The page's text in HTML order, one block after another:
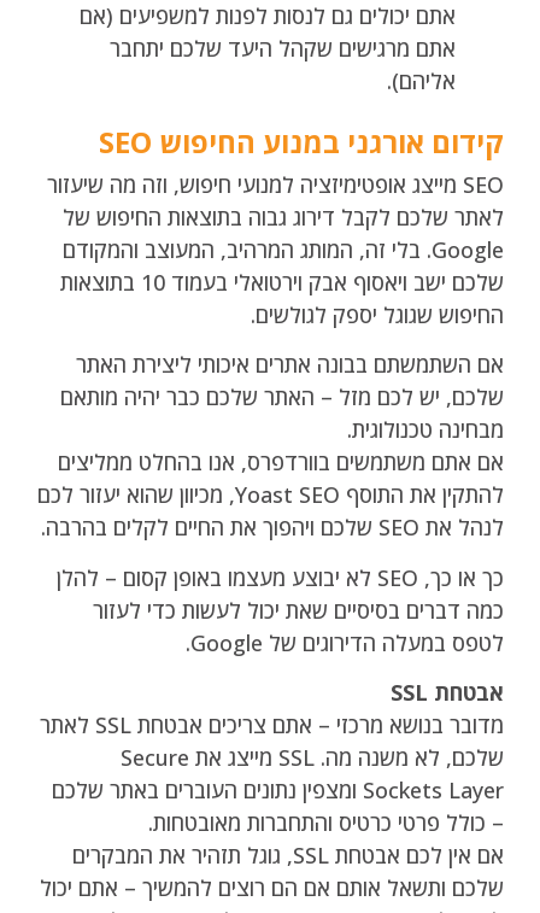
אתם יכולים גם לנסות לפנות למשפיעים (אם
אתם מרגישים שקהל היעד שלכם יתחבר
אליהם).
קידום אורגני במנוע החיפוש SEO
SEO מייצג אופטימיזציה למנועי חיפוש, וזה מה שיעזור
לאתר שלכם לקבל דירוג גבוה בתוצאות החיפוש של
Google. בלי זה, המותג המרהיב, המעוצב והמקודם
שלכם ישב ויאסוף אבק וירטואלי בעמוד 10 בתוצאות
החיפוש שגוגל יספק לגולשים.
אם השתמשתם בבונה אתרים איכותי ליצירת האתר
שלכם, יש לכם מזל – האתר שלכם כבר יהיה מותאם
מבחינה טכנולוגית.
אם אתם משתמשים בוורדפרס, אנו בהחלט ממליצים
להתקין את התוסף Yoast SEO, מכיוון שהוא יעזור לכם
לנהל את SEO שלכם ויהפוך את החיים לקלים בהרבה.
כך או כך, SEO לא יבוצע מעצמו באופן קסום – להלן
כמה דברים בסיסיים שאת יכול לעשות כדי לעזור
לטפס במעלה הדירוגים של Google.
אבטחת SSL
מדובר בנושא מרכזי – אתם צריכים אבטחת SSL לאתר
שלכם, לא משנה מה. SSL מייצג את Secure
Sockets Layer ומצפין נתונים העוברים באתר שלכם
– כולל פרטי כרטיס והתחברות מאובטחות.
אם אין לכם אבטחת SSL, גוגל תזהיר את המבקרים
שלכם ותשאל אותם אם הם רוצים להמשיך – אתם יכול